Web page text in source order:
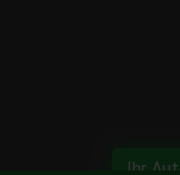
Ihr